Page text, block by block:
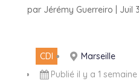
par Jérémy Guerreiro Juil
CDI
Marseille
Publié il y a 1 semaine